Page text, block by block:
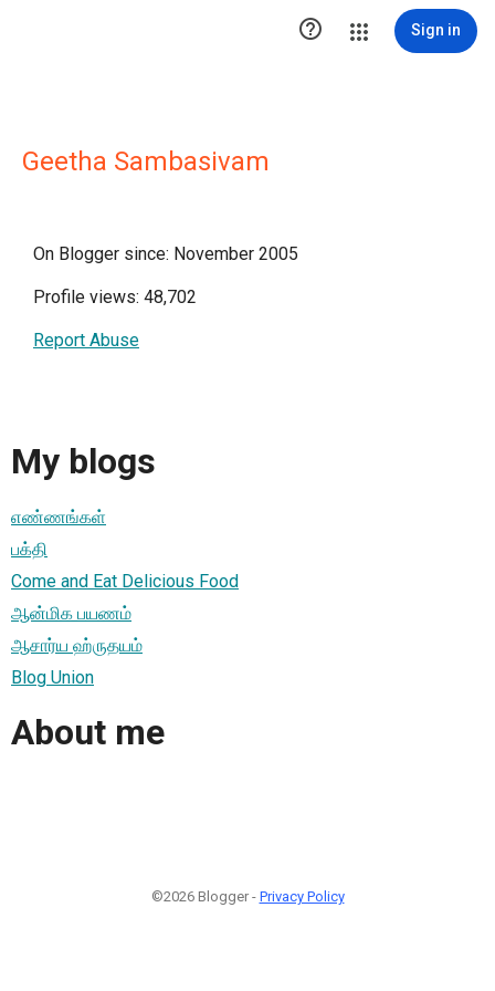
 Sign in
Geetha Sambasivam
On Blogger since: November 2005
Profile views: 48,702
Report Abuse
My blogs
எண்ணங்கள்
பக்தி
Come and Eat Delicious Food
ஆன்மிக பயணம்
ஆசார்ய ஹ்ருதயம்
Blog Union
About me
©2026 Blogger - Privacy Policy